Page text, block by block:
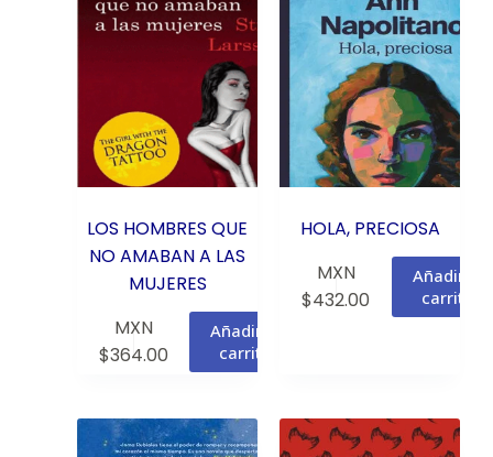
LOS HOMBRES QUE
NO AMABAN A LAS
MUJERES
MXN
$364.00
Añadir al
carrito
HOLA, PRECIOSA
MXN
$432.00
Añadir al
carrito